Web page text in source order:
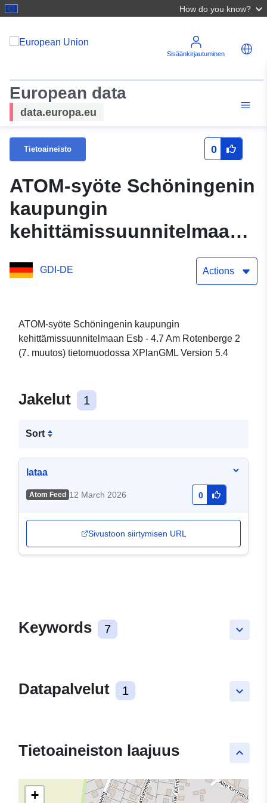
How do you know?
Sisäänkirjautuminen
European data
data.europa.eu
Tietoaineisto 0
ATOM-syöte Schöningenin
kaupungin
kehittämissuunnitelmaan
Esb - 4.7 Am Rotenberge 2
(7. muutos)
GDI-DE Actions
ATOM-syöte Schöningenin kaupungin
kehittämissuunnitelmaan Esb - 4.7 Am Rotenberge 2
(7. muutos) tietomuodossa XPlanGML Version 5.4
Jakelut 1
Sort
lataa
Atom Feed 12 March 2026 0
Sivustoon siirtymisen URL
keyboard_arrow_down
Keywords 7
keyboard_arrow_down
Datapalvelut 1
keyboard_arrow_up
Tietoaineiston laajuus
+